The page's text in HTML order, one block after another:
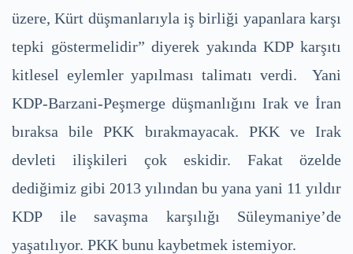
üzere, Kürt düşmanlarıyla iş birliği yapanlara karşı
tepki göstermelidir” diyerek yakında KDP karşıtı
kitlesel eylemler yapılması talimatı verdi. Yani
KDP-Barzani-Peşmerge düşmanlığını Irak ve İran
bıraksa bile PKK bırakmayacak. PKK ve Irak
devleti ilişkileri çok eskidir. Fakat özelde
dediğimiz gibi 2013 yılından bu yana yani 11 yıldır
KDP ile savaşma karşılığı Süleymaniye’de
yaşatılıyor. PKK bunu kaybetmek istemiyor.